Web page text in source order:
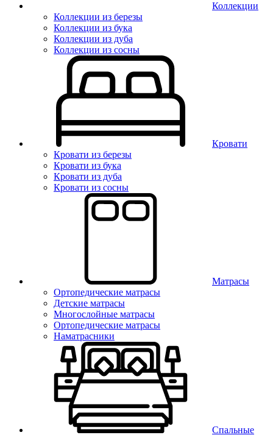
Коллекции
Коллекции из березы
Коллекции из бука
Коллекции из дуба
Коллекции из сосны
Кровати
Кровати из березы
Кровати из бука
Кровати из дуба
Кровати из сосны
Матрасы
Ортопедические матрасы
Детские матрасы
Многослойные матрасы
Ортопедические матрасы
Наматрасники
Спальные